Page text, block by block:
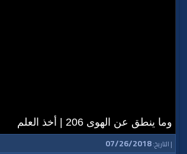
وما ينطق عن الهوى 206 | أخذ العلم
| التاريخ:07/26/2018